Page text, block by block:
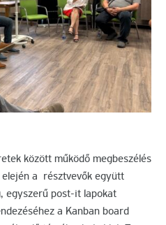
között működő megbeszélés
a résztvevők együtt
egyszerű post-it lapokat
a Kanban board